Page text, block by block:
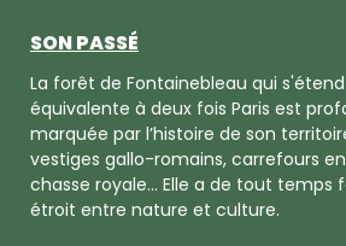
SON PASSÉ
La forêt de Fontainebleau qui
équivalente à deux fois Paris est
marquée par l’histoire de son
vestiges gallo-romains, carrefours
chasse royale… Elle a de tout temps
étroit entre nature et culture.